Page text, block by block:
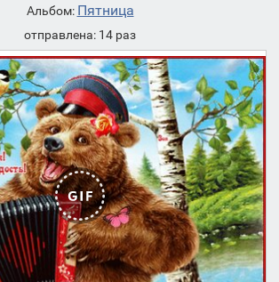
Альбом: Пятница
отправлена: 14 раз